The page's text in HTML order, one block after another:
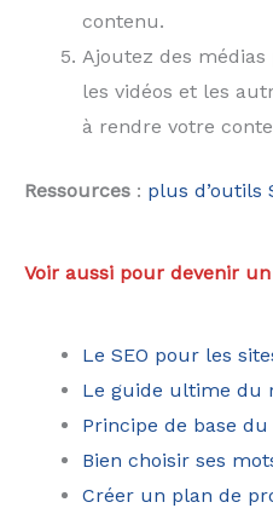
contenu.
Ajoutez des
les vidéos et les
à rendre votre
Ressources : plus d’outils
Voir aussi pour devenir un
Le SEO pour les
Le guide ultime du
Principe de base
Bien choisir ses
Créer un plan de